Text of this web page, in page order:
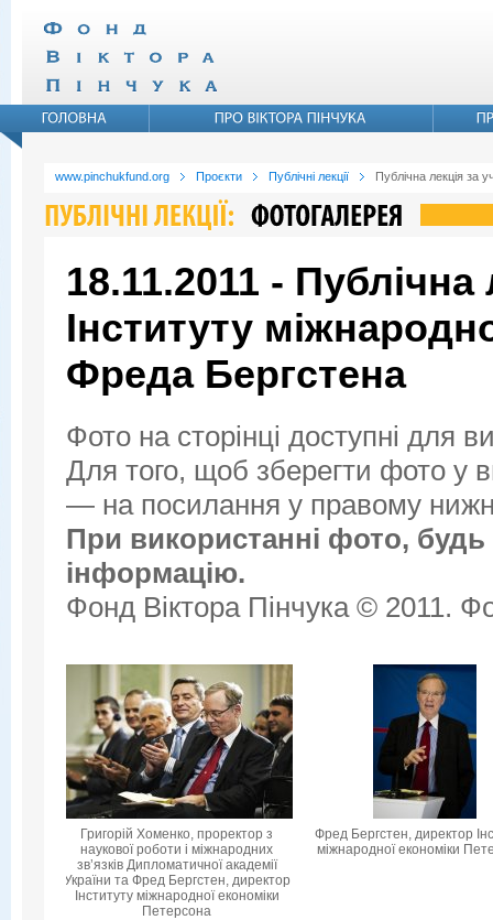
www.pinchukfund.org Проєкти Публічні лекції Публічна лекція за
18.11.2011 - Публічна
Інституту
Фреда Бергстена
Фото на сторінці доступні для
Для того, щоб зберегти фото у
— на посилання у правому
При використанні фото, будь
інформацію.
Фонд Віктора Пінчука © 2011.
Григорій Хоменко, проректор з
наукової роботи і міжнародних
зв’язків Дипломатичної академії
України та Фред Бергстен, директор
Інституту міжнародної економіки
Петерсона
Фред Бергстен, директор
міжнародної економіки